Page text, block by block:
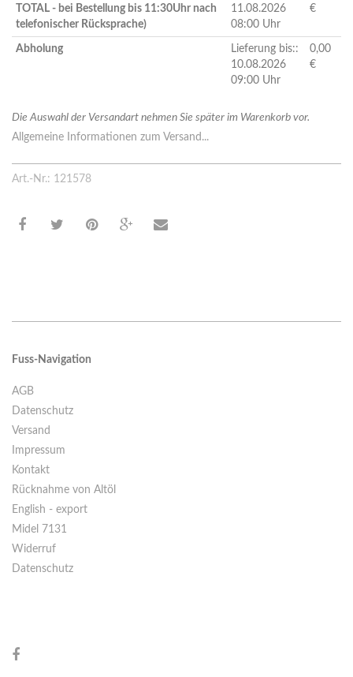
TOTAL - bei Bestellung bis 11:30Uhr nach
telefonischer Rücksprache)
11.08.2026
08:00 Uhr
€
Abholung
Lieferung bis::
10.08.2026
09:00 Uhr
0,00
€
Die Auswahl der Versandart nehmen Sie später im Warenkorb vor.
Allgemeine Informationen zum Versand...
Art.-Nr.: 121578
Fuss-Navigation
AGB
Datenschutz
Versand
Impressum
Kontakt
Rücknahme von Altöl
English - export
Midel 7131
Widerruf
Datenschutz